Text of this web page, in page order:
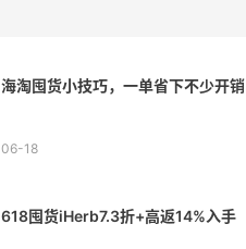
海淘囤货小技巧，一单省下不少开销
06-18
618囤货iHerb7.3折+高返14%入手